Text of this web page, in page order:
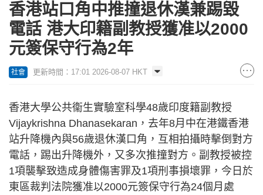
香港站口角中推撞退休漢兼踢毀
電話 港大印籍副教授獲准以2000
元簽保守行為2年
社會 更新時間：17:01 2026-08-07 HKT
香港大學公共衞生實驗室科學48歲印度籍副教授
Vijaykrishna Dhanasekaran，去年8月中在港鐵香港
站升降機內與56歲退休漢口角，互相拍攝時擊倒對方
電話，踢出升降機外，又多次推撞對方。副教授被控
1項襲擊致造成身體傷害罪及1項刑事損壞罪，今日於
東區裁判法院獲准以2000元簽保守行為24個月處